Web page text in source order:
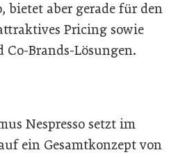
bietet aber gerade für den
Pricing sowie
Brands-Lösungen.
Nespresso setzt im
ein Gesamtkonzept von